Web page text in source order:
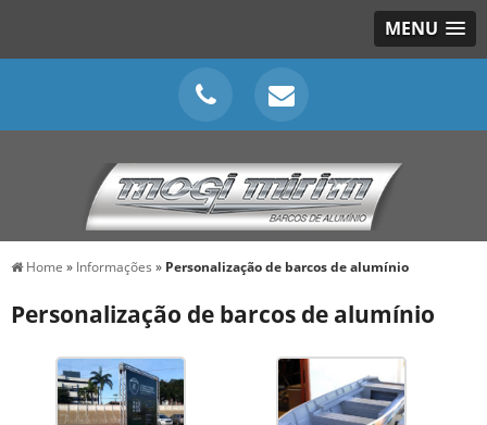
MENU
Home » Informações » Personalização de barcos de alumínio
Personalização de barcos de alumínio